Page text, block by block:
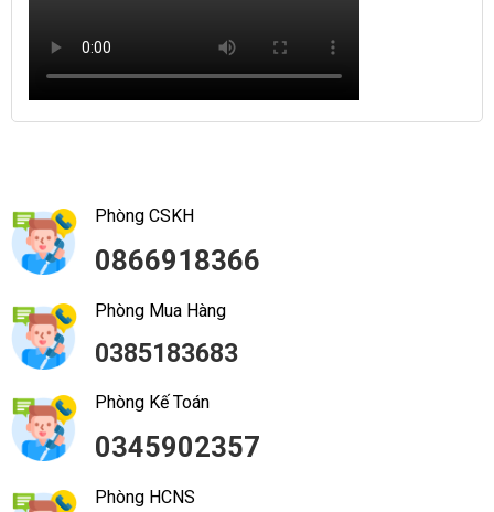
Phòng CSKH
0866918366
Phòng Mua Hàng
0385183683
Phòng Kế Toán
0345902357
Phòng HCNS